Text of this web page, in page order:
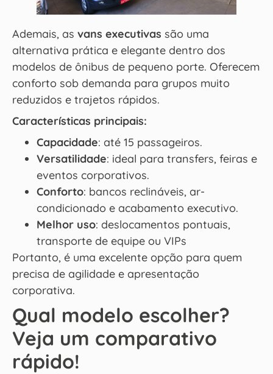
Ademais, as vans executivas são uma
alternativa prática e elegante dentro dos
modelos de ônibus de pequeno porte. Oferecem
conforto sob demanda para grupos muito
reduzidos e trajetos rápidos.
Características principais:
Capacidade: até 15 passageiros.
Versatilidade: ideal para transfers, feiras e
eventos corporativos.
Conforto: bancos reclináveis, ar-
condicionado e acabamento executivo.
Melhor uso: deslocamentos pontuais,
transporte de equipe ou VIPs
Portanto, é uma excelente opção para quem
precisa de agilidade e apresentação
corporativa.
Qual modelo escolher?
Veja um comparativo
rápido!